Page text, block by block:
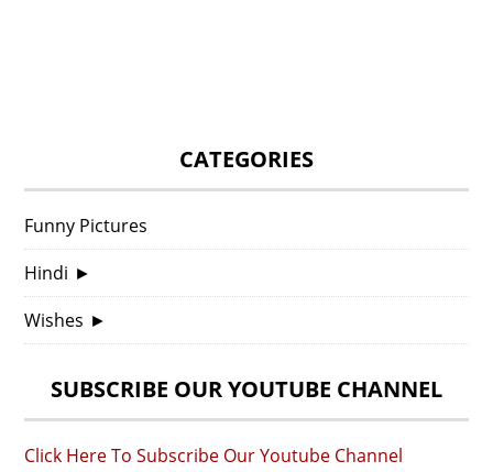
CATEGORIES
Funny Pictures
Hindi ►
Wishes ►
SUBSCRIBE OUR YOUTUBE CHANNEL
Click Here To Subscribe Our Youtube Channel